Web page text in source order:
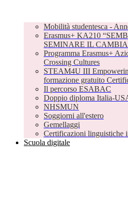
Mobilità studentesca -
Erasmus+ KA210
SEMINARE IL
Programma Erasmus+
Crossing Cultures
STEAM4U III
formazione gratuito
Il percorso ESABAC
Doppio diploma Italia-
NHSMUN
Soggiorni all'estero
Gemellaggi
Certificazioni linguistiche
Scuola digitale